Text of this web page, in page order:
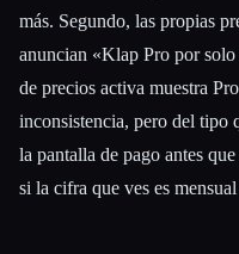
más. Segundo, las propias
anuncian «Klap Pro por
de precios activa muestra
inconsistencia, pero del tipo
la pantalla de pago antes
si la cifra que ves es